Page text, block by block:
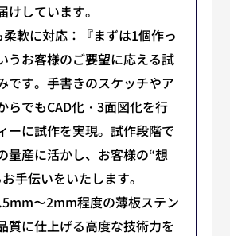
しています。
軟に対応：『まずは1個作っ
うお客様のご要望に応える試
です。手書きのスケッチやア
らでもCAD化・3面図化を行
ーに試作を実現。試作段階で
量産に活かし、お客様の“想
手伝いをいたします。
〜2mm程度の薄板ステン
質に仕上げる高度な技術力を